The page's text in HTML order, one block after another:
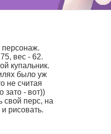
персонаж.
вес - 62.
купальник.
было уж
не считая
зато - вот))
свой перс, на
рисовать.